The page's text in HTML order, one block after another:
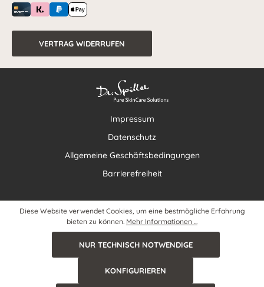
VERTRAG WIDERRUFEN
Impressum
Datenschutz
Allgemeine Geschäftsbedingungen
Barrierefreiheit
Diese Website verwendet Cookies, um eine bestmögliche Erfahrung
bieten zu können. Mehr Informationen ...
NUR TECHNISCH NOTWENDIGE
KONFIGURIEREN